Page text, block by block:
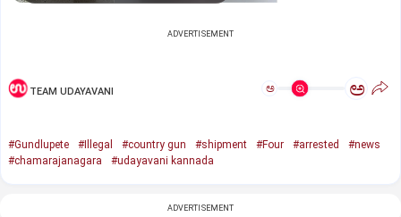
ADVERTISEMENT
TEAM UDAYAVANI ಅ ಅ
#Gundlupete #Illegal #country gun #shipment #Four #arrested
#news
#chamarajanagara
#udayavani kannada
ADVERTISEMENT